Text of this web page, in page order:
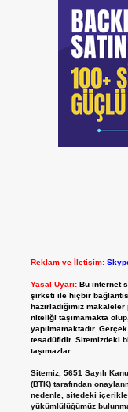
Reklam ve İletişim:
Yasal Uyarı: Bu internet
şirketi ile hiçbir
hazırladığımız
niteliği taşımamakta
yapılmamaktadır.
tesadüfidir. Sitemizdeki
taşımazlar.
Sitemiz, 5651 Sayılı
(BTK) tarafından
nedenle, sitedeki
yükümlülüğümüz